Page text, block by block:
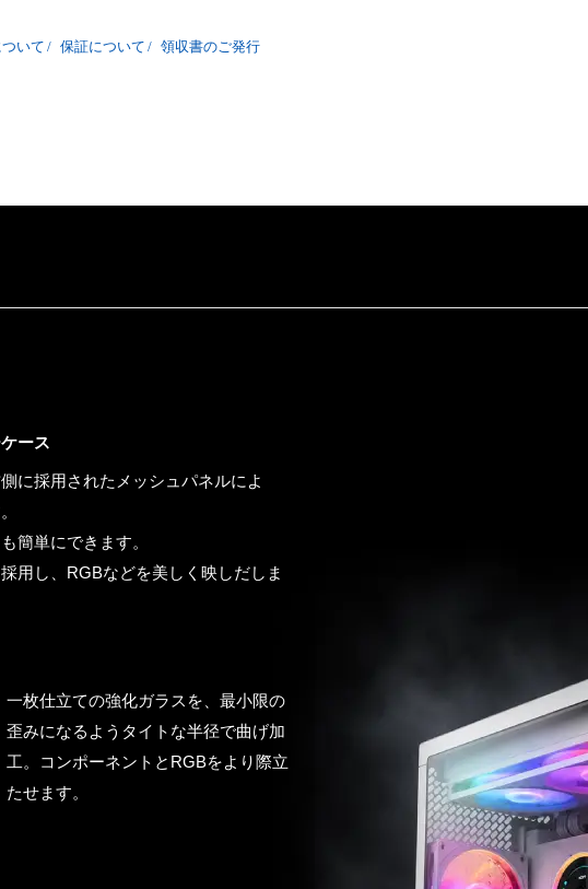
いて / 保証について / 領収書のご発行
ース
に採用されたメッシュパネルによ
簡単にできます。
用し、RGBなどを美しく映しだしま
一枚仕立ての強化ガラスを、最小限の
歪みになるようタイトな半径で曲げ加
工。コンポーネントとRGBをより際立
たせます。